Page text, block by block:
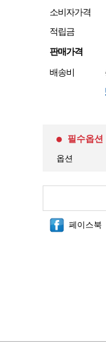
소비자가격
적립금
판매가격
배송비
● 필수옵
옵션
페이스북